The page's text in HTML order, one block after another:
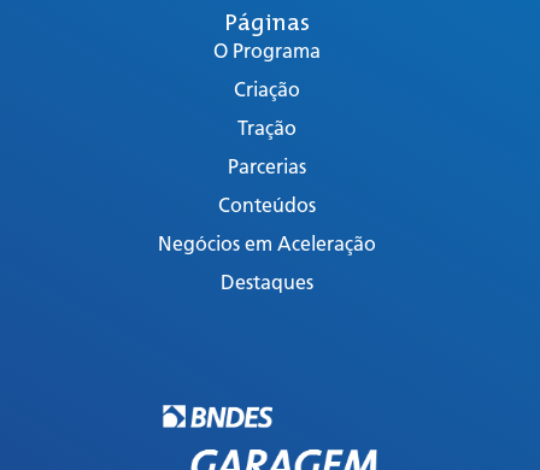
Páginas
O Programa
Criação
Tração
Parcerias
Conteúdos
Negócios em Aceleração
Destaques